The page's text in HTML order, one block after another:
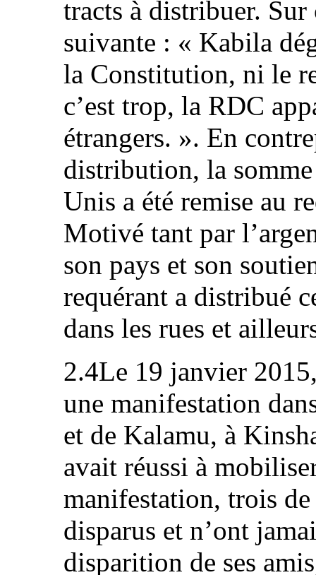
tracts à distribuer.
suivante : « Kabila
la Constitution, ni le
c’est trop, la RDC
étrangers. ». En
distribution, la
Unis a été remise au
Motivé tant par
son pays et son
requérant a distribué
dans les rues et
2.4Le 19 janvier
une manifestation
et de Kalamu, à
avait réussi à
manifestation, trois de
disparus et n’ont
disparition de ses